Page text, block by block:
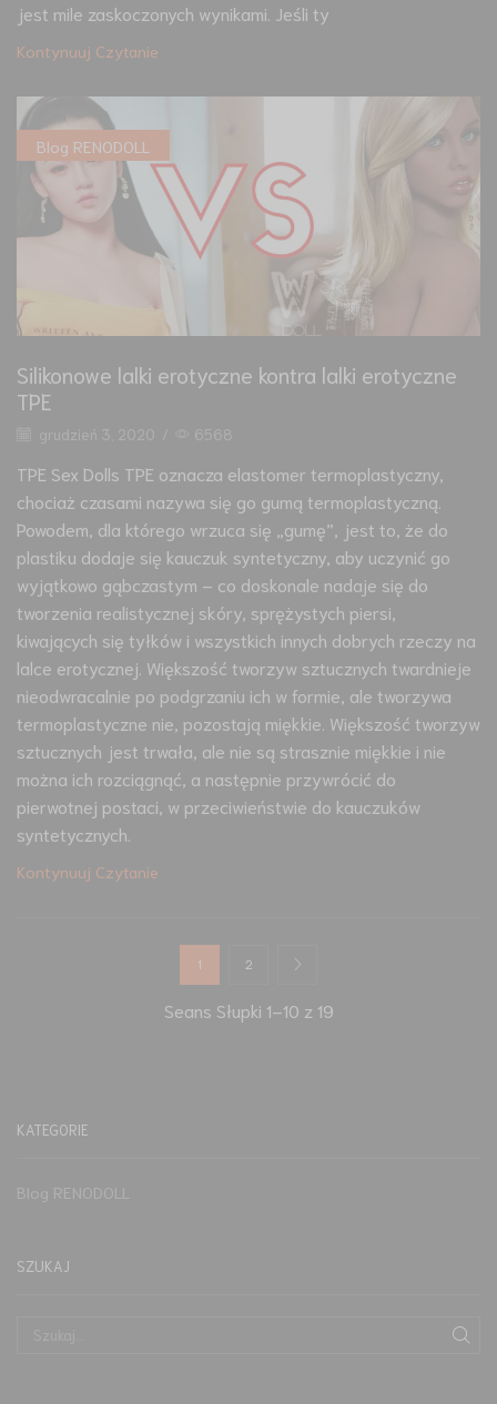
jest mile zaskoczonych wynikami. Jeśli ty
Kontynuuj Czytanie
Blog RENODOLL
Silikonowe lalki erotyczne kontra lalki erotyczne
TPE
grudzień 3, 2020 6568
TPE Sex Dolls TPE oznacza elastomer termoplastyczny,
chociaż czasami nazywa się go gumą termoplastyczną.
Powodem, dla którego wrzuca się „gumę”, jest to, że do
plastiku dodaje się kauczuk syntetyczny, aby uczynić go
wyjątkowo gąbczastym – co doskonale nadaje się do
tworzenia realistycznej skóry, sprężystych piersi,
kiwających się tyłków i wszystkich innych dobrych rzeczy na
lalce erotycznej. Większość tworzyw sztucznych twardnieje
nieodwracalnie po podgrzaniu ich w formie, ale tworzywa
termoplastyczne nie, pozostają miękkie. Większość tworzyw
sztucznych jest trwała, ale nie są strasznie miękkie i nie
można ich rozciągnąć, a następnie przywrócić do
pierwotnej postaci, w przeciwieństwie do kauczuków
syntetycznych.
Kontynuuj Czytanie
Seans Słupki 1–10 z 19
1 2
KATEGORIE
Blog RENODOLL
SZUKAJ